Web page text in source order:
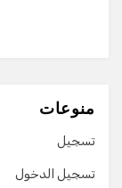
منوعات
تسجيل
تسجيل الدخول